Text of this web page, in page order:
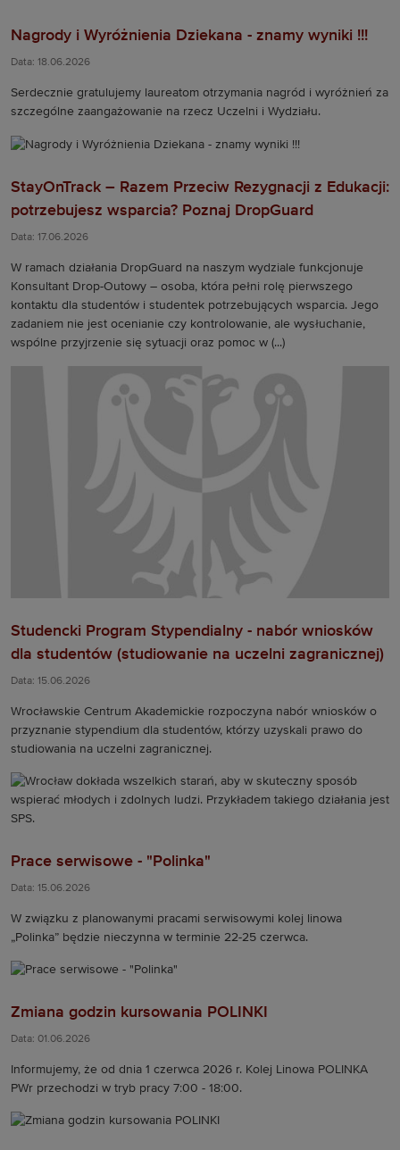
Nagrody i Wyróżnienia Dziekana - znamy wyniki !!!
Data: 18.06.2026
Serdecznie gratulujemy laureatom otrzymania nagród i wyróżnień za
szczególne zaangażowanie na rzecz Uczelni i Wydziału.
StayOnTrack – Razem Przeciw Rezygnacji z Edukacji:
potrzebujesz wsparcia? Poznaj DropGuard
Data: 17.06.2026
W ramach działania DropGuard na naszym wydziale funkcjonuje
Konsultant Drop-Outowy – osoba, która pełni rolę pierwszego
kontaktu dla studentów i studentek potrzebujących wsparcia. Jego
zadaniem nie jest ocenianie czy kontrolowanie, ale wysłuchanie,
wspólne przyjrzenie się sytuacji oraz pomoc w (...)
Studencki Program Stypendialny - nabór wniosków
dla studentów (studiowanie na uczelni zagranicznej)
Data: 15.06.2026
Wrocławskie Centrum Akademickie rozpoczyna nabór wniosków o
przyznanie stypendium dla studentów, którzy uzyskali prawo do
studiowania na uczelni zagranicznej.
Prace serwisowe - "Polinka"
Data: 15.06.2026
W związku z planowanymi pracami serwisowymi kolej linowa
„Polinka” będzie nieczynna w terminie 22-25 czerwca.
Zmiana godzin kursowania POLINKI
Data: 01.06.2026
Informujemy, że od dnia 1 czerwca 2026 r. Kolej Linowa POLINKA
PWr przechodzi w tryb pracy 7:00 - 18:00.